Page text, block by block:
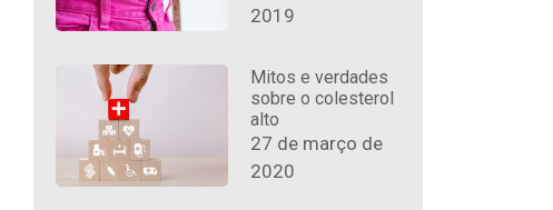
2019
Mitos e verdades
sobre o colesterol
alto
27 de março de
2020